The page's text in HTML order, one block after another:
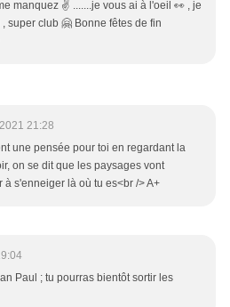
manquez ✌️ .......je vous ai à l'oeil 👀 , je
super club 🤗 Bonne fêtes de fin
21:28
une pensée pour toi en regardant la
on se dit que les paysages vont
à s'enneiger là où tu es<br /> A+
Paul ; tu pourras bientôt sortir les